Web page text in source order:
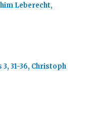
Leberecht,
31-36, Christoph